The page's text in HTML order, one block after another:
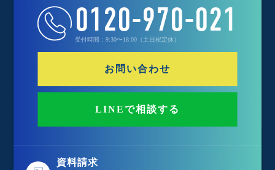
0120-970-021
受付時間：9:30〜18:00（土日祝定休）
お問い合わせ
LINEで相談する
資料請求